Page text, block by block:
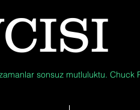
sonsuz mutluluktu. Chuck